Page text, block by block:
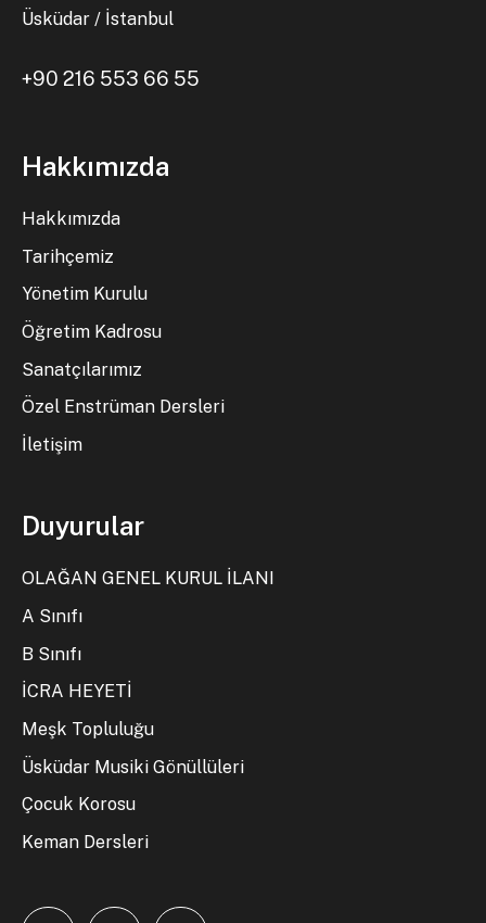
Üsküdar / İstanbul
+90 216 553 66 55
Hakkımızda
Hakkımızda
Tarihçemiz
Yönetim Kurulu
Öğretim Kadrosu
Sanatçılarımız
Özel Enstrüman Dersleri
İletişim
Duyurular
OLAĞAN GENEL KURUL İLANI
A Sınıfı
B Sınıfı
İCRA HEYETİ
Meşk Topluluğu
Üsküdar Musiki Gönüllüleri
Çocuk Korosu
Keman Dersleri